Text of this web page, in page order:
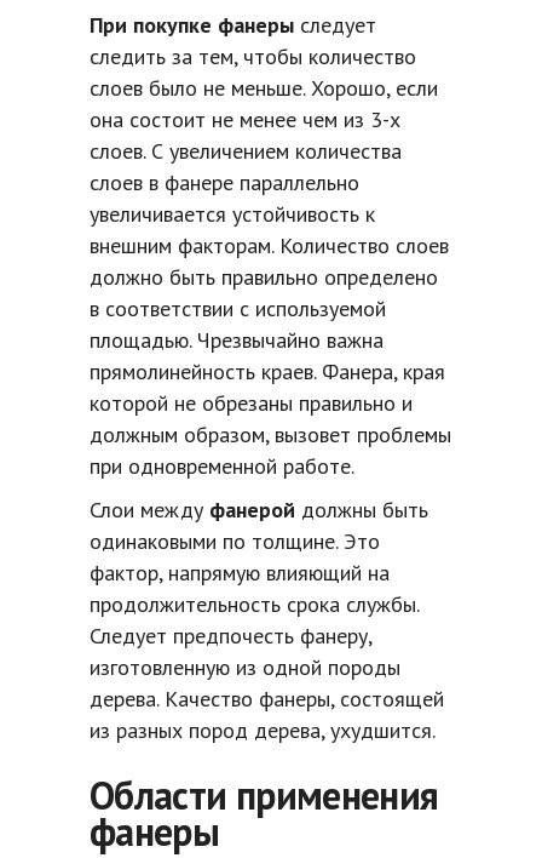
При покупке фанеры следует
следить за тем, чтобы количество
слоев было не меньше. Хорошо, если
она состоит не менее чем из 3-х
слоев. С увеличением количества
слоев в фанере параллельно
увеличивается устойчивость к
внешним факторам. Количество слоев
должно быть правильно определено
в соответствии с используемой
площадью. Чрезвычайно важна
прямолинейность краев. Фанера, края
которой не обрезаны правильно и
должным образом, вызовет проблемы
при одновременной работе.
Слои между фанерой должны быть
одинаковыми по толщине. Это
фактор, напрямую влияющий на
продолжительность срока службы.
Следует предпочесть фанеру,
изготовленную из одной породы
дерева. Качество фанеры, состоящей
из разных пород дерева, ухудшится.
Области применения
фанеры